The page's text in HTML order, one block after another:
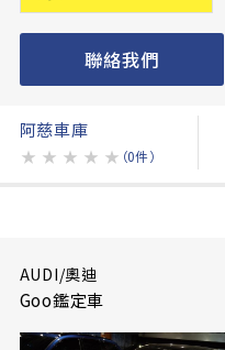
聯絡我們
阿慈車庫
★ ★ ★ ★ ★ （0件）
AUDI/奧迪
Goo鑑定車